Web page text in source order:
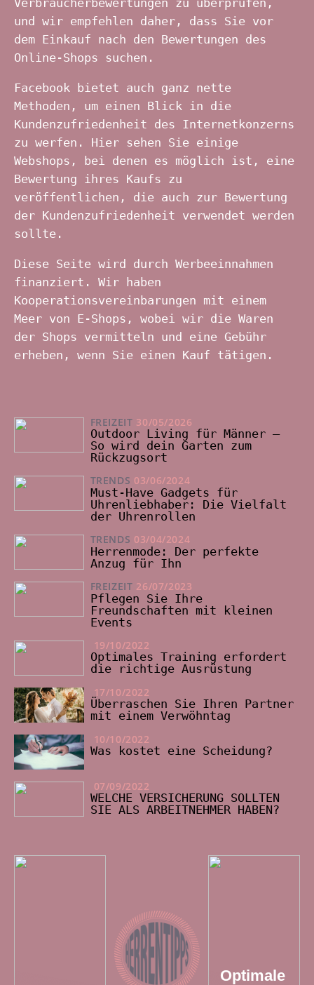
Verbraucherbewertungen zu überprüfen,
und wir empfehlen daher, dass Sie vor
dem Einkauf nach den Bewertungen des
Online-Shops suchen.
Facebook bietet auch ganz nette
Methoden, um einen Blick in die
Kundenzufriedenheit des Internetkonzerns
zu werfen. Hier sehen Sie einige
Webshops, bei denen es möglich ist, eine
Bewertung ihres Kaufs zu
veröffentlichen, die auch zur Bewertung
der Kundenzufriedenheit verwendet werden
sollte.
Diese Seite wird durch Werbeeinnahmen
finanziert. Wir haben
Kooperationsvereinbarungen mit einem
Meer von E-Shops, wobei wir die Waren
der Shops vermitteln und eine Gebühr
erheben, wenn Sie einen Kauf tätigen.
FREIZEIT 30/05/2026
Outdoor Living für Männer –
So wird dein Garten zum
Rückzugsort
TRENDS 03/06/2024
Must-Have Gadgets für
Uhrenliebhaber: Die Vielfalt
der Uhrenrollen
TRENDS 03/04/2024
Herrenmode: Der perfekte
Anzug für Ihn
FREIZEIT 26/07/2023
Pflegen Sie Ihre
Freundschaften mit kleinen
Events
19/10/2022
Optimales Training erfordert
die richtige Ausrüstung
17/10/2022
Überraschen Sie Ihren Partner
mit einem Verwöhntag
10/10/2022
Was kostet eine Scheidung?
07/09/2022
WELCHE VERSICHERUNG SOLLTEN
SIE ALS ARBEITNEHMER HABEN?
Optimale